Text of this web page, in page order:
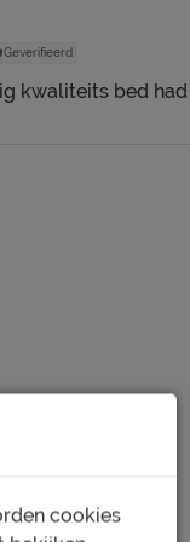
Geverifieerd
kwaliteits bed
cookies